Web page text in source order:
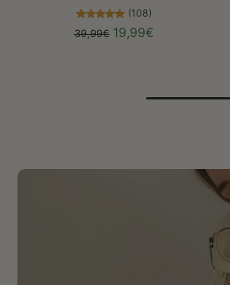
(108)
39,99€ 19,99€